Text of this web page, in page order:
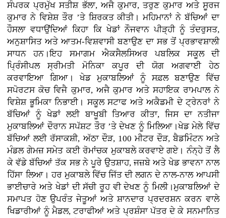
ਸੰਪਰਕ ਪ੍ਰਮੁੱਖ ਸਤੀਸ਼ ਭੱਲਾ, ਅਜੈ ਕੁਮਾਰ, ਤਰੁਣ ਕੁਮਾਰ ਅਤੇ ਸੂਰਜ
ਕੁਮਾਰ ਨੇ ਵਿਸ਼ੇਸ਼ ਤੌਰ ’ਤੇ ਸ਼ਿਰਕਤ ਕੀਤੀ। ਮਹਿਮਾਨਾਂ ਨੇ ਬੱਚਿਆਂ ਦਾ
ਹੌਸਲਾ ਵਧਾਉਂਦਿਆਂ ਕਿਹਾ ਕਿ ਖੇਡਾਂ ਨੌਜਵਾਨ ਪੀੜ੍ਹੀ ਨੂੰ ਤੰਦਰੁਸਤ,
ਅਨੁਸ਼ਾਸਿਤ ਅਤੇ ਆਤਮ-ਵਿਸ਼ਵਾਸੀ ਬਣਾਉਣ ਦਾ ਸਭ ਤੋਂ ਪ੍ਰਭਾਵਸ਼ਾਲੀ
ਸਾਧਨ ਹਨ।ਇਹ ਸਮਾਗਮ ਐਕਸੈਲਸਿਅਰ ਪਬਲਿਕ ਸਕੂਲ ਦੀ
ਪ੍ਰਿੰਸੀਪਲ ਸ੍ਰੀਮਤੀ ਮੋਨਿਕਾ ਕਪੂਰ ਦੀ ਯੋਗ ਅਗਵਾਈ ਹੇਠ
ਕਰਵਾਇਆ ਗਿਆ। ਖੇਡ ਮੁਕਾਬਲਿਆਂ ਨੂੰ ਸਫ਼ਲ ਬਣਾਉਣ ਵਿੱਚ
ਸਪੋਰਟਸ ਕੋਚ ਵਿਜੈ ਕੁਮਾਰ, ਅਜੈ ਕੁਮਾਰ ਅਤੇ ਸਹਾਇਕ ਰਾਮਪਾਲ ਨੇ
ਵਿਸ਼ੇਸ਼ ਭੂਮਿਕਾ ਨਿਭਾਈ। ਸਕੂਲ ਸਟਾਫ ਅਤੇ ਅਕੈਡਮੀ ਦੇ ਟ੍ਰੇਨਰਾਂ ਨੇ
ਬੱਚਿਆਂ ਨੂੰ ਖੇਡਾਂ ਲਈ ਬਾਖੂਬੀ ਤਿਆਰ ਕੀਤਾ, ਜਿਸ ਦਾ ਨਤੀਜਾ
ਮੁਕਾਬਲਿਆਂ ਦੌਰਾਨ ਸਪੱਸ਼ਟ ਤੌਰ ’ਤੇ ਦੇਖਣ ਨੂੰ ਮਿਲਿਆ।ਖੇਡ ਮੇਲੇ ਵਿੱਚ
ਬੱਚਿਆਂ ਲਈ ਰੱਸਾਕਸ਼ੀ, ਅੱਠਾ ਦੌੜ, 100 ਮੀਟਰ ਦੌੜ, ਬੈਡਮਿੰਟਨ ਅਤੇ
ਮੰਡਲ ਗੇਮਜ਼ ਸਮੇਤ ਕਈ ਰੋਮਾਂਚਕ ਮੁਕਾਬਲੇ ਕਰਵਾਏ ਗਏ। ਨੰਨ੍ਹੇ ਤੋਂ ਲੈ
ਕੇ ਵੱਡੇ ਬੱਚਿਆਂ ਤੱਕ ਸਭ ਨੇ ਪੂਰੇ ਉਤਸ਼ਾਹ, ਜਜ਼ਬੇ ਅਤੇ ਖੇਡ ਭਾਵਨਾ ਨਾਲ
ਹਿੱਸਾ ਲਿਆ। ਹਰ ਮੁਕਾਬਲੇ ਵਿੱਚ ਜਿੱਤ ਦੀ ਲਗਨ ਦੇ ਨਾਲ-ਨਾਲ ਆਪਸੀ
ਭਾਈਚਾਰੇ ਅਤੇ ਖੇਡਾਂ ਦੀ ਸੱਚੀ ਰੂਹ ਵੀ ਦੇਖਣ ਨੂੰ ਮਿਲੀ।ਮੁਕਾਬਲਿਆਂ ਦੇ
ਸਮਾਪਤ ਹੋਣ ਉਪਰੰਤ ਜੇਤੂਆਂ ਅਤੇ ਸ਼ਾਨਦਾਰ ਪ੍ਰਦਰਸ਼ਨ ਕਰਨ ਵਾਲੇ
ਖਿਡਾਰੀਆਂ ਨੂੰ ਮੈਡਲ, ਟਰਾਫੀਆਂ ਅਤੇ ਪ੍ਰਸ਼ੰਸਾ ਪੱਤਰ ਦੇ ਕੇ ਸਨਮਾਨਿਤ